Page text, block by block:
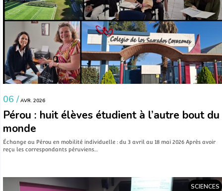
06 / AVR. 2026
Pérou : huit élèves étudient à l’autre bout du
monde
Échange au Pérou en mobilité individuelle : du 3 avril au 18 mai 2026 Après avoir
reçu les correspondants péruviens…
SCIENCES